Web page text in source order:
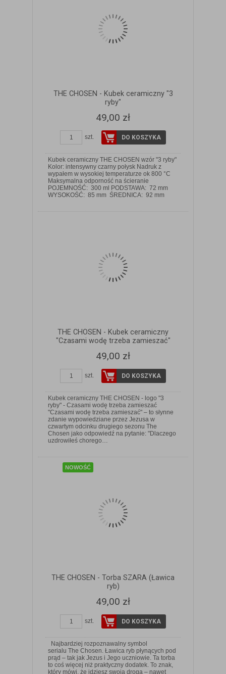
THE CHOSEN - Kubek ceramiczny "3
ryby"
49,00 zł
szt. DO KOSZYKA
Kubek ceramiczny THE CHOSEN wzór "3 ryby"
Kolor: intensywny czarny połysk Nadruk z
wypałem w wysokiej temperaturze ok 800 °C
Maksymalna odporność na ścieranie
POJEMNOŚĆ: 300 ml PODSTAWA: 72 mm
WYSOKOŚĆ: 85 mm ŚREDNICA: 92 mm
ZOBACZ SZCZEGÓŁY
THE CHOSEN - Kubek ceramiczny
"Czasami wodę trzeba zamieszać"
49,00 zł
szt. DO KOSZYKA
Kubek ceramiczny THE CHOSEN - logo "3
ryby" - Czasami wodę trzeba zamieszać
"Czasami wodę trzeba zamieszać" – to słynne
zdanie wypowiedziane przez Jezusa w
czwartym odcinku drugiego sezonu The
Chosen jako odpowiedź na pytanie: "Dlaczego
uzdrowiłeś chorego…
ZOBACZ SZCZEGÓŁY
NOWOŚĆ
THE CHOSEN - Torba SZARA (Ławica
ryb)
49,00 zł
szt. DO KOSZYKA
Najbardziej rozpoznawalny symbol
serialu The Chosen. Ławica ryb płynących pod
prąd – tak jak Jezus i Jego uczniowie. Ta torba
to coś więcej niż praktyczny dodatek. To znak,
który mówi, że idziesz swoją drogą – nawet